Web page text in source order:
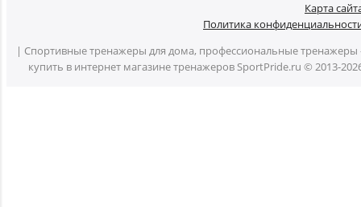
Карта
Политика
| Спортивные тренажеры для дома, профессиональные тренажеры
купить в интернет магазине тренажеров SportPride.ru © 2013-